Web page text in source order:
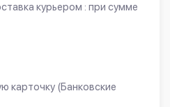
курьером : при сумме
карточку (Банковские